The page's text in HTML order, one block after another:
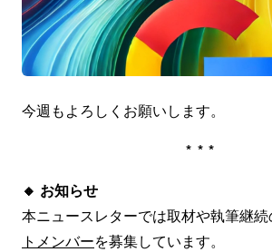
今週もよろしくお願いします。
***
🔸 お知らせ
本ニュースレターでは取材や執筆継続
トメンバーを募集しています。